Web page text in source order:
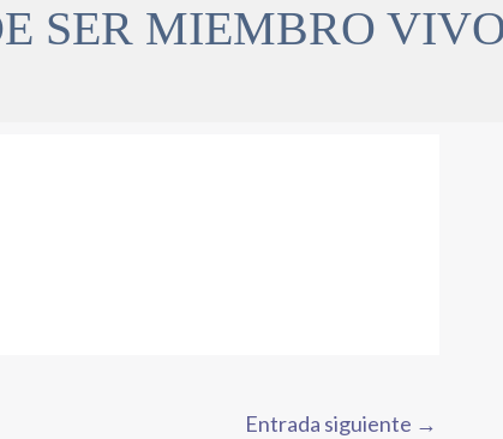
SER MIEMBRO
Entrada siguiente →